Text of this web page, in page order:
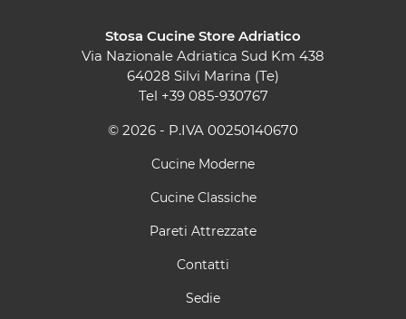
Stosa Cucine Store Adriatico
Via Nazionale Adriatica Sud Km 438
64028 Silvi Marina (Te)
Tel +39 085-930767
© 2026 - P.IVA 00250140670
Cucine Moderne
Cucine Classiche
Pareti Attrezzate
Contatti
Sedie